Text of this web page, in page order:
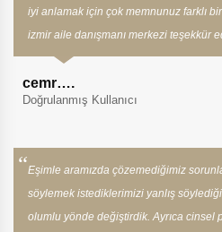
iyi anlamak için çok memnunuz farklı bir
izmir aile danışmanı merkezi teşekkür
cemr….
Doğrulanmış Kullanıcı
Eşimle aramızda çözemediğimiz
söylemek istediklerimizi yanlış
olumlu yönde değiştirdik. Ayrıca cinsel